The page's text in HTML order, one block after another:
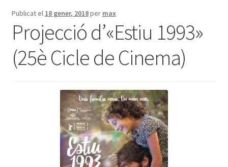
CURSOS
FES-TE SOCI
LLIBRE
INICIA SESSIÓ
Publicat el 18 gener, 2018per max
Projecció d’«Estiu 1993»
(25è Cicle de Cinema)